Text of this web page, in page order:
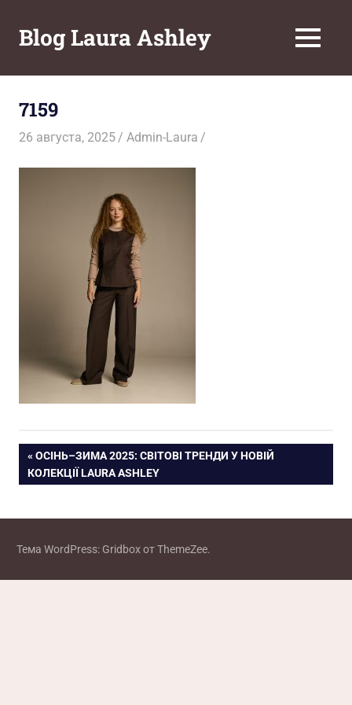
содержимому
Blog Laura Ashley МЕНЮ
7159
26 августа, 2025 Admin-Laura
Навигация
ПРЕДЫДУЩАЯ
ЗАПИСЬ:
ОСІНЬ–ЗИМА 2025: СВІТОВІ ТРЕНДИ У НОВІЙ
КОЛЕКЦІЇ LAURA ASHLEY
Тема WordPress: Gridbox от ThemeZee.